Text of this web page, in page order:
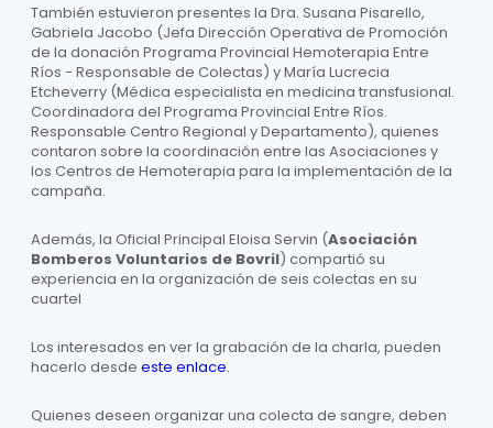
También estuvieron presentes la Dra. Susana Pisarello,
Gabriela Jacobo (Jefa Dirección Operativa de Promoción
de la donación Programa Provincial Hemoterapia Entre
Ríos - Responsable de Colectas) y María Lucrecia
Etcheverry (Médica especialista en medicina transfusional.
Coordinadora del Programa Provincial Entre Ríos.
Responsable Centro Regional y Departamento), quienes
contaron sobre la coordinación entre las Asociaciones y
los Centros de Hemoterapia para la implementación de la
campaña.
Además, la Oficial Principal Eloisa Servin (Asociación
Bomberos Voluntarios de Bovril) compartió su
experiencia en la organización de seis colectas en su
cuartel
Los interesados en ver la grabación de la charla, pueden
hacerlo desdeeste enlace.
Quienes deseen organizar una colecta de sangre, deben